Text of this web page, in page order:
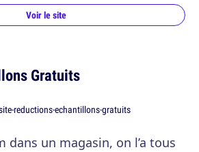
Voir le site
Gratuits
dans un magasin, on l’a tous